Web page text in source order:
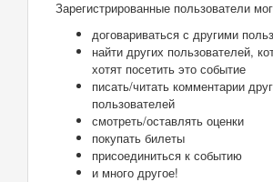
Зарегистрированные пользователи
договариваться с другими
найти других пользователей,
хотят посетить это событие
писать/читать комментарии
пользователей
смотреть/оставлять оценки
покупать билеты
присоединиться к событию
и много другое!